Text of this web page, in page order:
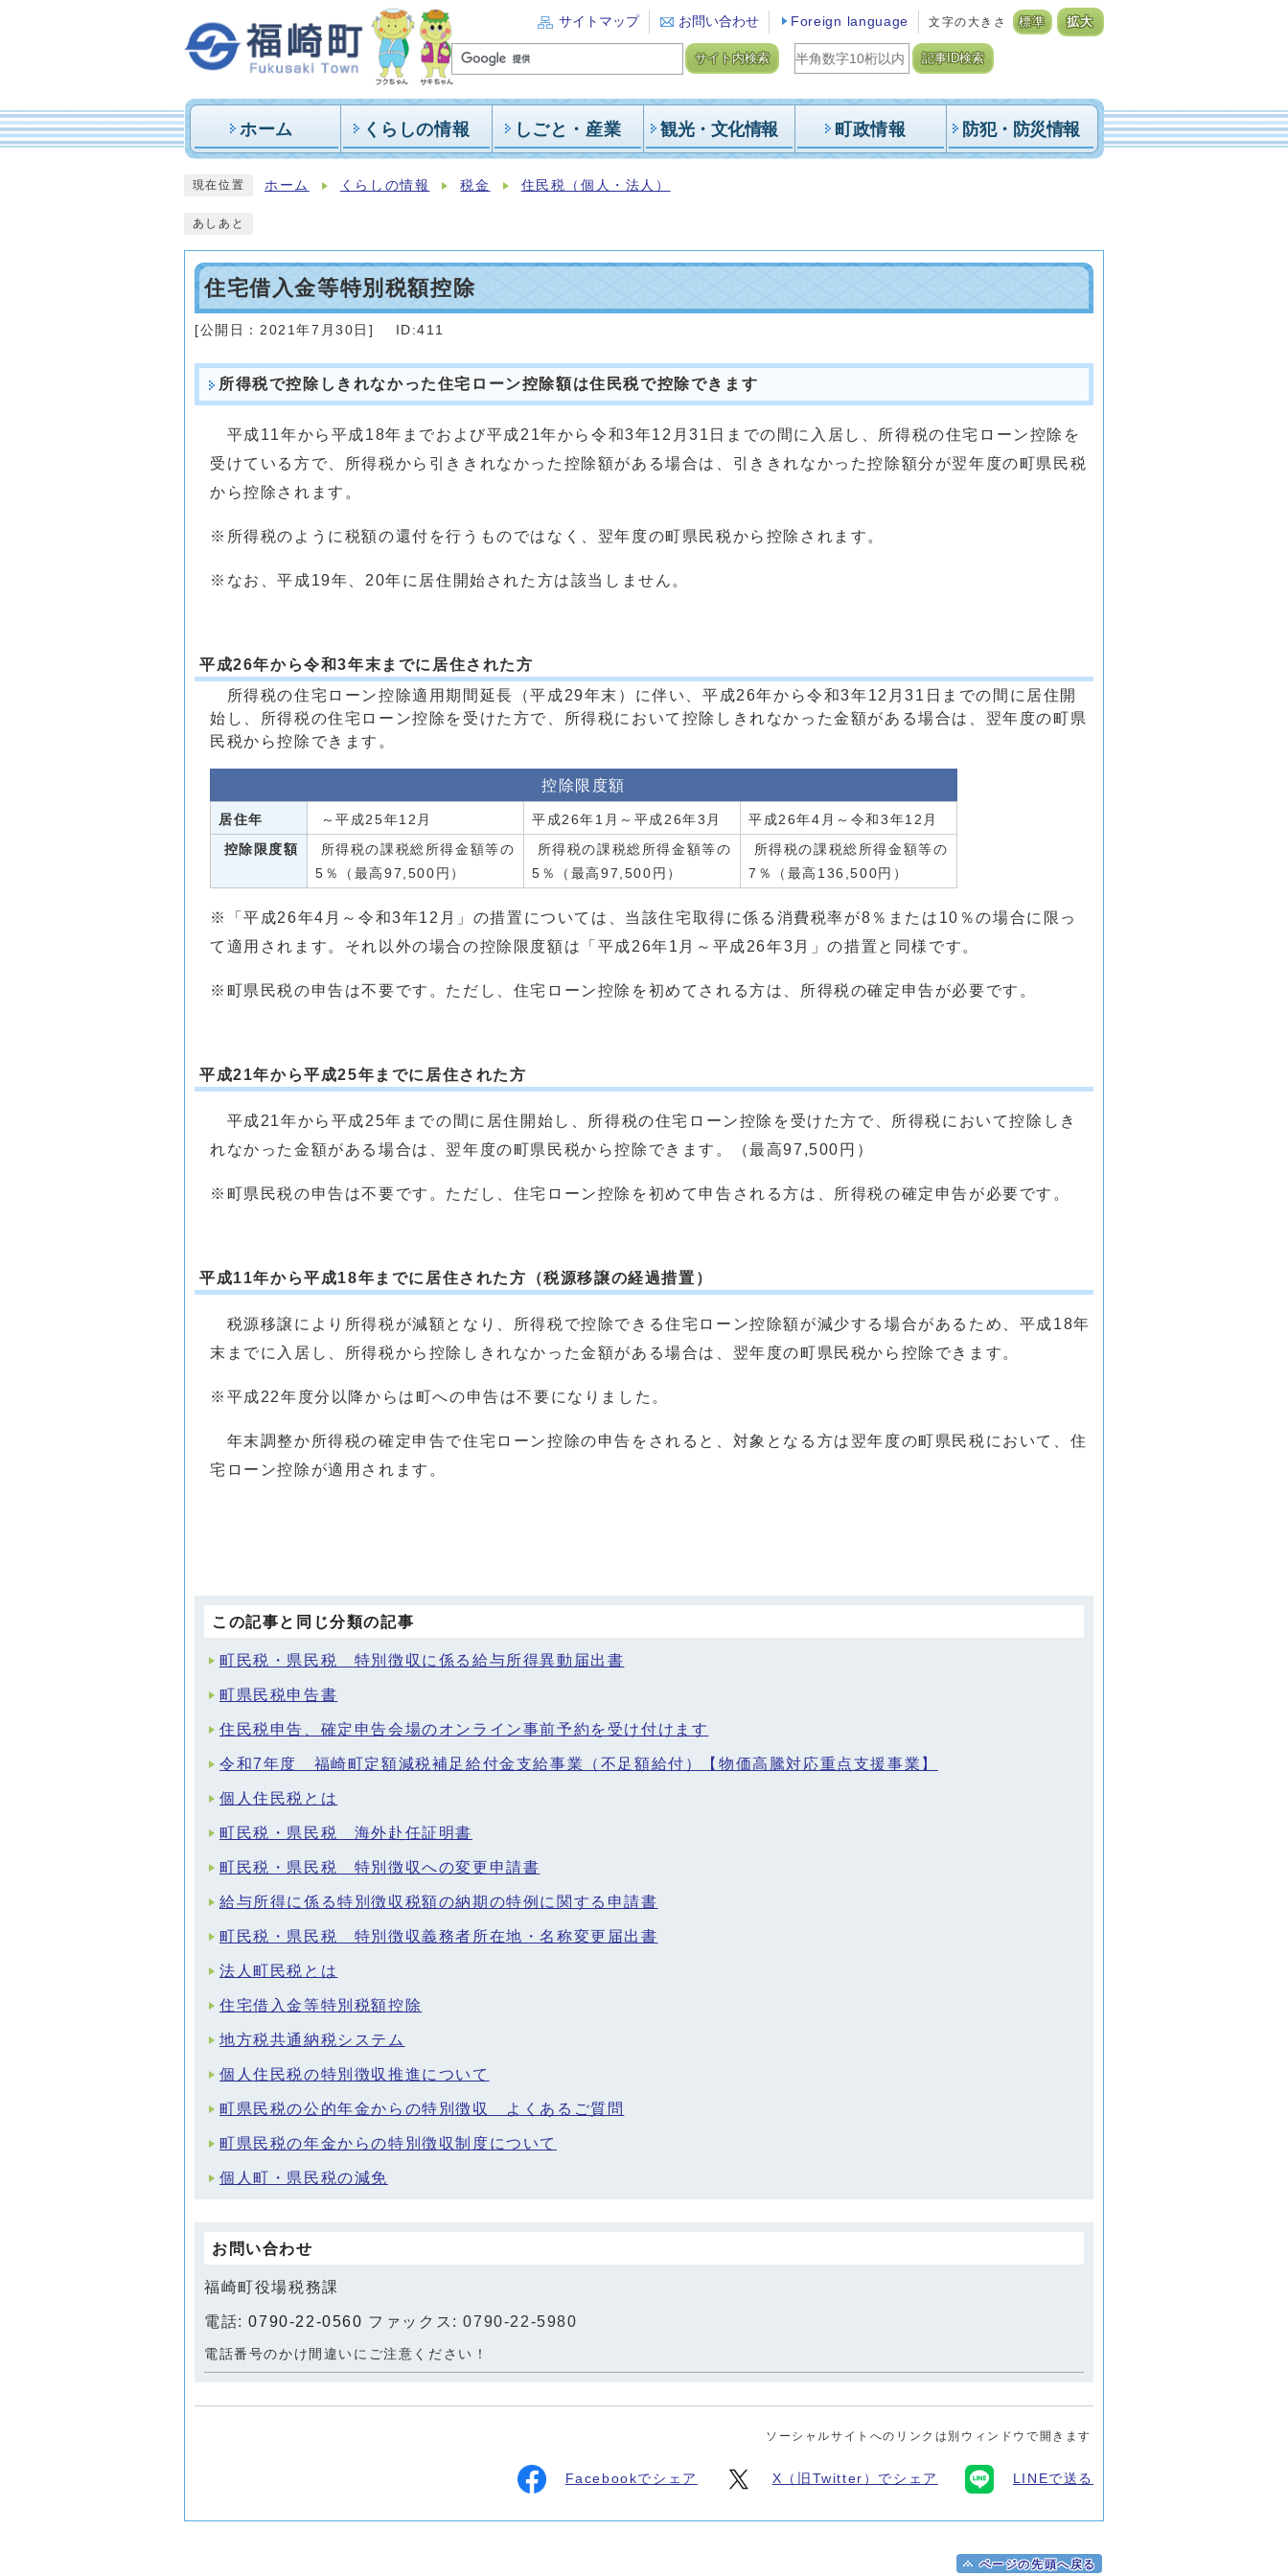
サイトマップ お問い合わせ Foreign language 文字の大きさ 標準 拡大
サイト内検索 記事ID検索
ホーム くらしの情報 しごと・産業 観光・文化情報 町政情報 防犯・防災情報
現在位置 ホーム くらしの情報 税金 住民税（個人・法人）
あしあと
住宅借入金等特別税額控除
[公開日： 2021年7月30日 ] ID:411
所得税で控除しきれなかった住宅ローン控除額は住民税で控除できます
平成11年から平成18年までおよび平成21年から令和3年12月31日までの間に入居し、所得税の住宅ローン控除を
受けている方で、所得税から引ききれなかった控除額がある場合は、引ききれなかった控除額分が翌年度の町県民税
から控除されます。
※所得税のように税額の還付を行うものではなく、翌年度の町県民税から控除されます。
※なお、平成19年、20年に居住開始された方は該当しません。
平成26年から令和3年末までに居住された方
所得税の住宅ローン控除適用期間延長（平成29年末）に伴い、平成26年から令和3年12月31日までの間に居住開
始し、所得税の住宅ローン控除を受けた方で、所得税において控除しきれなかった金額がある場合は、翌年度の町県
民税から控除できます。
控除限度額
居住年 ～平成25年12月 平成26年1月～平成26年3月 平成26年4月～令和3年12月
控除限度額
所得税の課税総所得金額等の
5％（最高97,500円）
所得税の課税総所得金額等の
5％（最高97,500円）
所得税の課税総所得金額等の
7％（最高136,500円）
※「平成26年4月～令和3年12月」の措置については、当該住宅取得に係る消費税率が8％または10％の場合に限っ
て適用されます。それ以外の場合の控除限度額は「平成26年1月～平成26年3月」の措置と同様です。
※町県民税の申告は不要です。ただし、住宅ローン控除を初めてされる方は、所得税の確定申告が必要です。
平成21年から平成25年までに居住された方
平成21年から平成25年までの間に居住開始し、所得税の住宅ローン控除を受けた方で、所得税において控除しき
れなかった金額がある場合は、翌年度の町県民税から控除できます。（最高97,500円）
※町県民税の申告は不要です。ただし、住宅ローン控除を初めて申告される方は、所得税の確定申告が必要です。
平成11年から平成18年までに居住された方（税源移譲の経過措置）
税源移譲により所得税が減額となり、所得税で控除できる住宅ローン控除額が減少する場合があるため、平成18年
末までに入居し、所得税から控除しきれなかった金額がある場合は、翌年度の町県民税から控除できます。
※平成22年度分以降からは町への申告は不要になりました。
年末調整か所得税の確定申告で住宅ローン控除の申告をされると、対象となる方は翌年度の町県民税において、住
宅ローン控除が適用されます。
この記事と同じ分類の記事
町民税・県民税 特別徴収に係る給与所得異動届出書
町県民税申告書
住民税申告、確定申告会場のオンライン事前予約を受け付けます
令和7年度 福崎町定額減税補足給付金支給事業（不足額給付）【物価高騰対応重点支援事業】
個人住民税とは
町民税・県民税 海外赴任証明書
町民税・県民税 特別徴収への変更申請書
給与所得に係る特別徴収税額の納期の特例に関する申請書
町民税・県民税 特別徴収義務者所在地・名称変更届出書
法人町民税とは
住宅借入金等特別税額控除
地方税共通納税システム
個人住民税の特別徴収推進について
町県民税の公的年金からの特別徴収 よくあるご質問
町県民税の年金からの特別徴収制度について
個人町・県民税の減免
お問い合わせ
福崎町役場税務課
電話:0790-22-0560 ファックス: 0790-22-5980
電話番号のかけ間違いにご注意ください！
ソーシャルサイトへのリンクは別ウィンドウで開きます
Facebookでシェア X（旧Twitter）でシェア LINEで送る
ページの先頭へ戻る